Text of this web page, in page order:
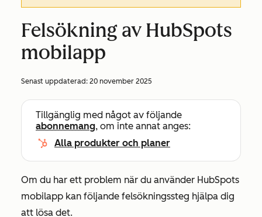
Felsökning av HubSpots
mobilapp
Senast uppdaterad: 20 november 2025
Tillgänglig med något av följande
abonnemang, om inte annat anges:
Alla produkter och planer
Om du har ett problem när du använder HubSpots
mobilapp kan följande felsökningssteg hjälpa dig
att lösa det.